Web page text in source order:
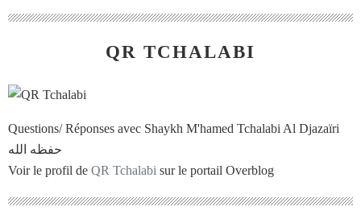
QR TCHALABI
Questions/ Réponses avec Shaykh M'hamed Tchalabi Al Djazaïri
حفظه الله
Voir le profil de QR Tchalabi sur le portail Overblog